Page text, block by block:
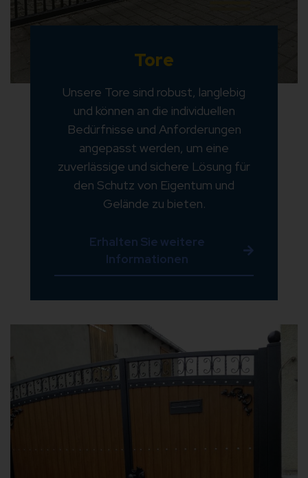
Tore
Unsere Tore sind robust, langlebig
und können an die individuellen
Bedürfnisse und Anforderungen
angepasst werden, um eine
zuverlässige und sichere Lösung für
den Schutz von Eigentum und
Gelände zu bieten.
Erhalten Sie weitere
Informationen